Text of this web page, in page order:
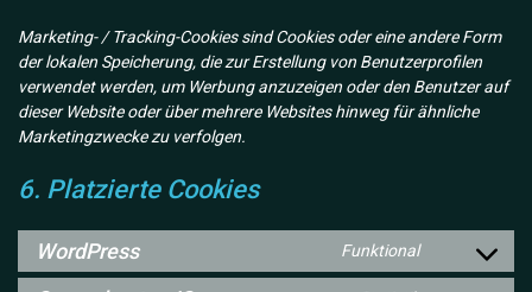
Marketing- / Tracking-Cookies sind Cookies oder eine andere Form
der lokalen Speicherung, die zur Erstellung von Benutzerprofilen
verwendet werden, um Werbung anzuzeigen oder den Benutzer auf
dieser Website oder über mehrere Websites hinweg für ähnliche
Marketingzwecke zu verfolgen.
6. Platzierte Cookies
WordPress Funktional
Consent